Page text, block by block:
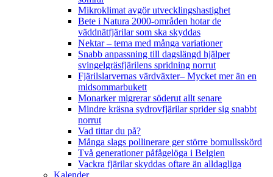
Mikroklimat avgör utvecklingshastighet
Bete i Natura 2000-områden hotar de
väddnätfjärilar som ska skyddas
Nektar – tema med många variationer
Snabb anpassning till dagslängd hjälper
svingelgräsfjärilens spridning norrut
Fjärilslarvernas värdväxter– Mycket mer än en
midsommarbukett
Monarker migrerar söderut allt senare
Mindre kräsna sydrovfjärilar sprider sig snabbt
norrut
Vad tittar du på?
Många slags pollinerare ger större bomullsskörd
Två generationer påfågelöga i Belgien
Vackra fjärilar skyddas oftare än alldagliga
Kalender